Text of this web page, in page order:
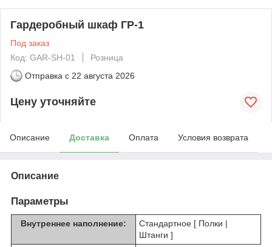
Гардеробный шкаф ГР-1
Под заказ
Код: GAR-SH-01
Розница
Отправка с 22 августа 2026
Цену уточняйте
Описание Доставка Оплата Условия возврата
Описание
Параметры
Внутреннее наполнение:
Стандартное [ Полки |
Штанги ]